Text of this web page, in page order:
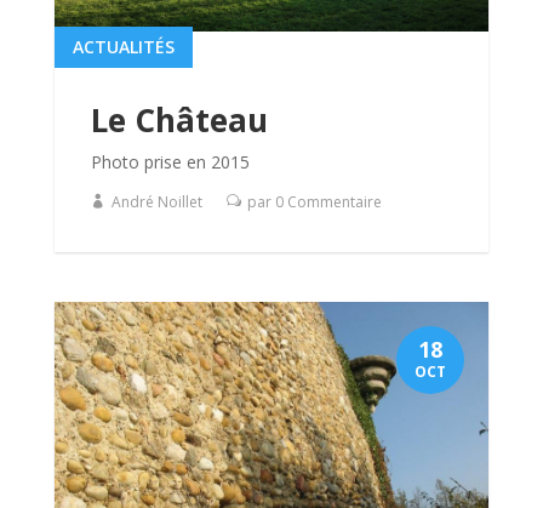
Le Château
ACTUALITÉS
Photo prise en 2015
André Noillet par 0 Commentaire
18
OCT